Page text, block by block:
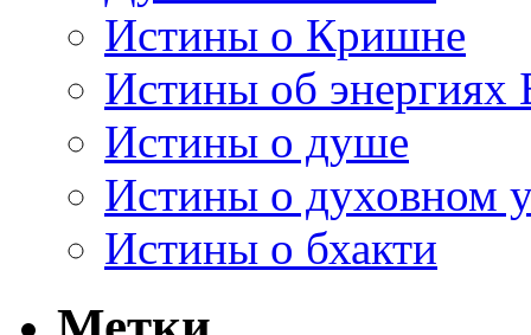
Истины о Кришне
Истины об энергиях
Истины о душе
Истины о духовном
Истины о бхакти